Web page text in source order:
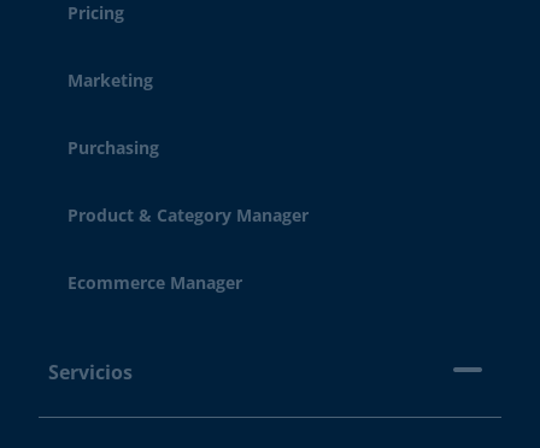
Pricing
Marketing
Purchasing
Product & Category Manager
Ecommerce Manager
Servicios